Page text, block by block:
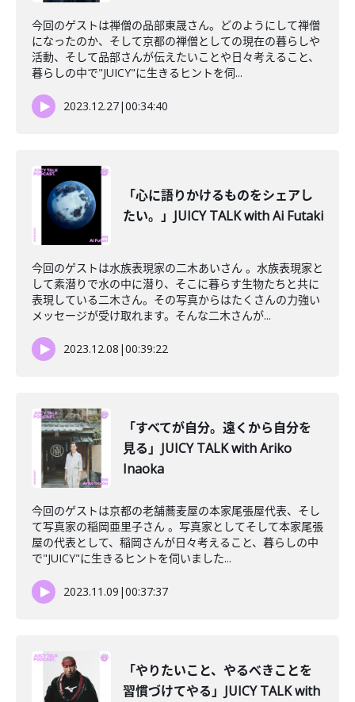
今回のゲストは禅僧の品部東晟さん。どのようにして禅僧
になったのか、そして京都の禅僧としての現在の暮らしや
活動、そして品部さんが伝えたいことや日々考えること、
暮らしの中で"JUICY"に生きるヒントを伺...
2023.12.27|00:34:40
「心に語りかけるものをシェアし
たい。」JUICY TALK with Ai Futaki
今回のゲストは水族表現家の二木あいさん 。水族表現家と
して素潜りで水の中に潜り、そこに暮らす生物たちと共に
表現している二木さん。その写真からはたくさんの力強い
メッセージが受け取れます。そんな二木さんが...
2023.12.08 |00:39:22
「すべてが自分。遠くから自分を
見る」JUICY TALK with Ariko
Inaoka
今回のゲストは京都の老舗蕎麦屋の本家尾張屋代表、そし
て写真家の稲岡亜里子さん 。写真家としてそして本家尾張
屋の代表として、稲岡さんが日々考えること、暮らしの中
で"JUICY"に生きるヒントを伺いました...
2023.11.09 |00:37:37
「やりたいこと、やるべきことを
習慣づけてやる」JUICY TALK with